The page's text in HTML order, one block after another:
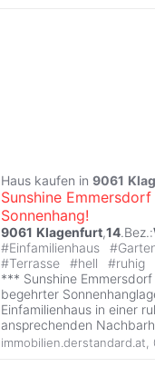
Haus kaufen in 9061
Sunshine
Sonnenhang!
9061 Klagenfurt,14.Bez.:
#Einfamilienhaus #
#Terrasse #hell #ruhig
*** Sunshine
begehrter
Einfamilienhaus in einer
ansprechenden
immobilien.derstandard.at